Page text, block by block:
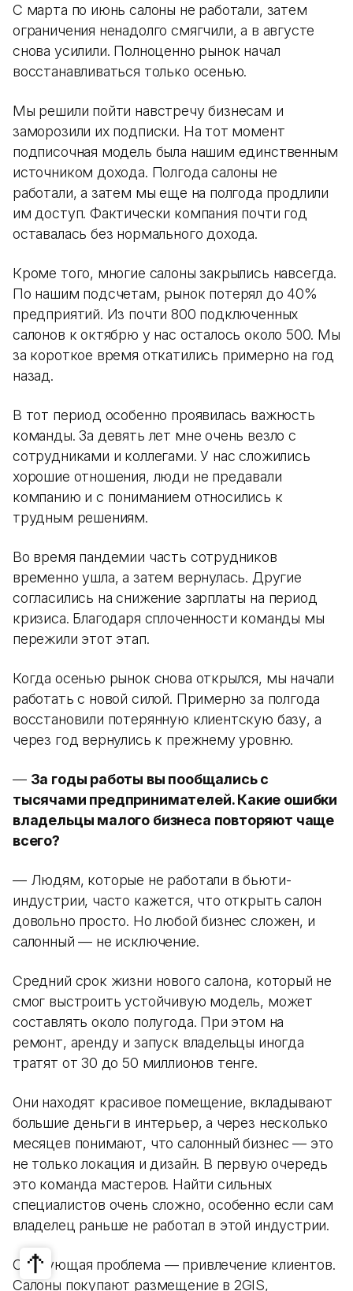
С марта по июнь салоны не работали, затем
ограничения ненадолго смягчили, а в августе
снова усилили. Полноценно рынок начал
восстанавливаться только осенью.
Мы решили пойти навстречу бизнесам и
заморозили их подписки. На тот момент
подписочная модель была нашим единственным
источником дохода. Полгода салоны не
работали, а затем мы еще на полгода продлили
им доступ. Фактически компания почти год
оставалась без нормального дохода.
Кроме того, многие салоны закрылись навсегда.
По нашим подсчетам, рынок потерял до 40%
предприятий. Из почти 800 подключенных
салонов к октябрю у нас осталось около 500. Мы
за короткое время откатились примерно на год
назад.
В тот период особенно проявилась важность
команды. За девять лет мне очень везло с
сотрудниками и коллегами. У нас сложились
хорошие отношения, люди не предавали
компанию и с пониманием относились к
трудным решениям.
Во время пандемии часть сотрудников
временно ушла, а затем вернулась. Другие
согласились на снижение зарплаты на период
кризиса. Благодаря сплоченности команды мы
пережили этот этап.
Когда осенью рынок снова открылся, мы начали
работать с новой силой. Примерно за полгода
восстановили потерянную клиентскую базу, а
через год вернулись к прежнему уровню.
— За годы работы вы пообщались с
тысячами предпринимателей. Какие ошибки
владельцы малого бизнеса повторяют чаще
всего?
— Людям, которые не работали в бьюти-
индустрии, часто кажется, что открыть салон
довольно просто. Но любой бизнес сложен, и
салонный — не исключение.
Средний срок жизни нового салона, который не
смог выстроить устойчивую модель, может
составлять около полугода. При этом на
ремонт, аренду и запуск владельцы иногда
тратят от 30 до 50 миллионов тенге.
Они находят красивое помещение, вкладывают
большие деньги в интерьер, а через несколько
месяцев понимают, что салонный бизнес — это
не только локация и дизайн. В первую очередь
это команда мастеров. Найти сильных
специалистов очень сложно, особенно если сам
владелец раньше не работал в этой индустрии.
Следующая проблема — привлечение клиентов.
Салоны покупают размещение в 2GIS,